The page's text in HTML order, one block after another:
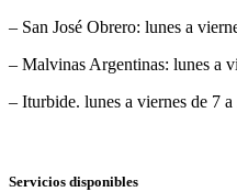
– San José Obrero: lunes a
– Malvinas Argentinas: lunes a
– Iturbide. lunes a viernes de 7 a
Servicios disponibles